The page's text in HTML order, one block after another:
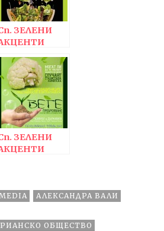
ЗЕЛЕНИ
ЗЕЛЕНИ
АЛЕКСАНДРА ВАЛИ
ОБЩЕСТВО